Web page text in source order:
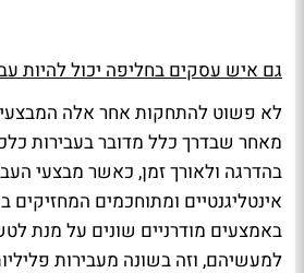
גם איש עסקים בחליפה יכול להיות
לא פשוט להתחקות אחר אלה המבצעים
מאחר שבדרך כלל מדובר בעבירות
בהדרגה ולאורך זמן, כאשר מבצעי
אינטליגנטיים ומתוחכמים המחזיקים
באמצעים מודרניים שונים על מנת
למעשיהם, וזה בשונה מעבירות